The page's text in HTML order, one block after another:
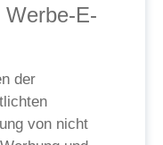
E-
der
von nicht